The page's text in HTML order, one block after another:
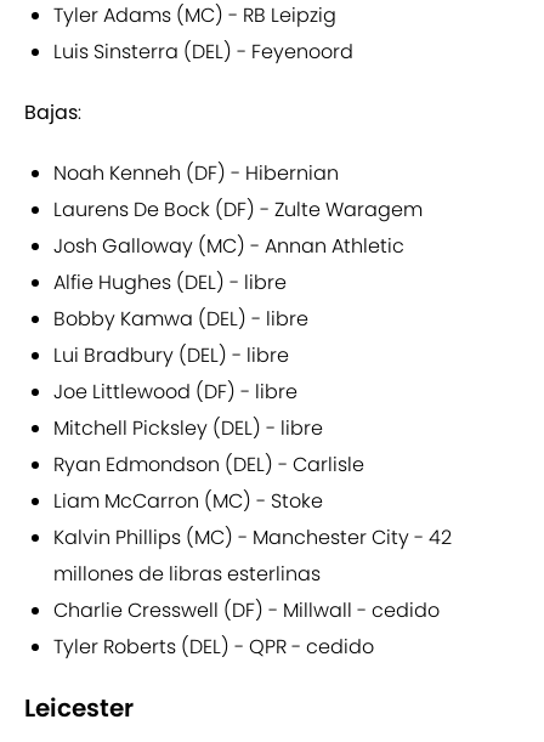
Tyler Adams (MC) - RB Leipzig
Luis Sinsterra (DEL) - Feyenoord
Bajas:
Noah Kenneh (DF) - Hibernian
Laurens De Bock (DF) - Zulte Waragem
Josh Galloway (MC) - Annan Athletic
Alfie Hughes (DEL) - libre
Bobby Kamwa (DEL) - libre
Lui Bradbury (DEL) - libre
Joe Littlewood (DF) - libre
Mitchell Picksley (DEL) - libre
Ryan Edmondson (DEL) - Carlisle
Liam McCarron (MC) - Stoke
Kalvin Phillips (MC) - Manchester City - 42
millones de libras esterlinas
Charlie Cresswell (DF) - Millwall - cedido
Tyler Roberts (DEL) - QPR - cedido
Leicester